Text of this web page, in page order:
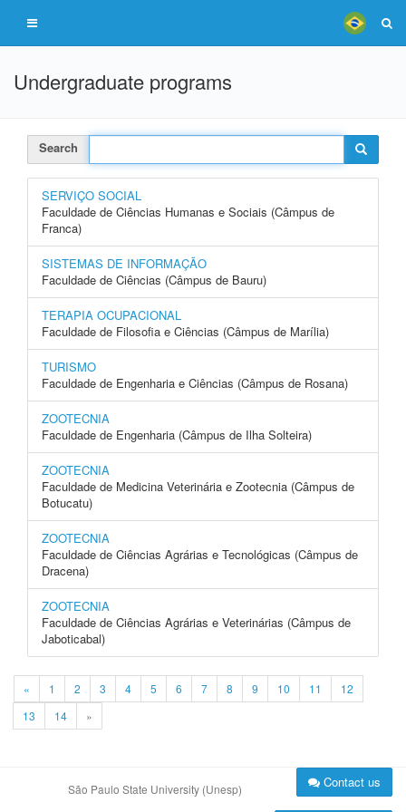
Undergraduate programs
Search
SERVIÇO SOCIAL
Faculdade de Ciências Humanas e Sociais (Câmpus de
Franca)
SISTEMAS DE INFORMAÇÃO
Faculdade de Ciências (Câmpus de Bauru)
TERAPIA OCUPACIONAL
Faculdade de Filosofia e Ciências (Câmpus de Marília)
TURISMO
Faculdade de Engenharia e Ciências (Câmpus de Rosana)
ZOOTECNIA
Faculdade de Engenharia (Câmpus de Ilha Solteira)
ZOOTECNIA
Faculdade de Medicina Veterinária e Zootecnia (Câmpus de
Botucatu)
ZOOTECNIA
Faculdade de Ciências Agrárias e Tecnológicas (Câmpus de
Dracena)
ZOOTECNIA
Faculdade de Ciências Agrárias e Veterinárias (Câmpus de
Jaboticabal)
« 1 2 3 4 5 6 7 8 9 10 11
12
13
14 »
São Paulo State University (Unesp) Contact us